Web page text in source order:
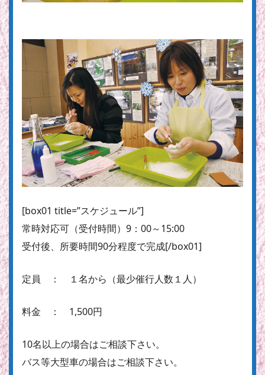
[box01 title=”スケジュール”]
常時対応可 （受付時間）9：00～15:00
受付後、所要時間90分程度で完成[/box01]
定員 ： １名から（最少催行人数１人）
料金 ： 1,500円
10名以上の場合はご相談下さい。
バス等大型車の場合はご相談下さい。